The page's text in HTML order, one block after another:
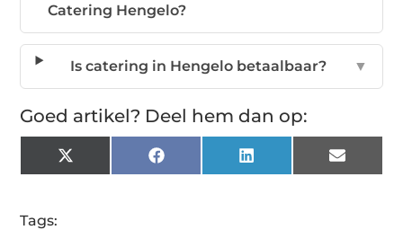
Catering Hengelo?
Is catering in Hengelo betaalbaar? ▼
Goed artikel? Deel hem dan op:
X
(Twitter)
Facebook LinkedIn Email
Tags: